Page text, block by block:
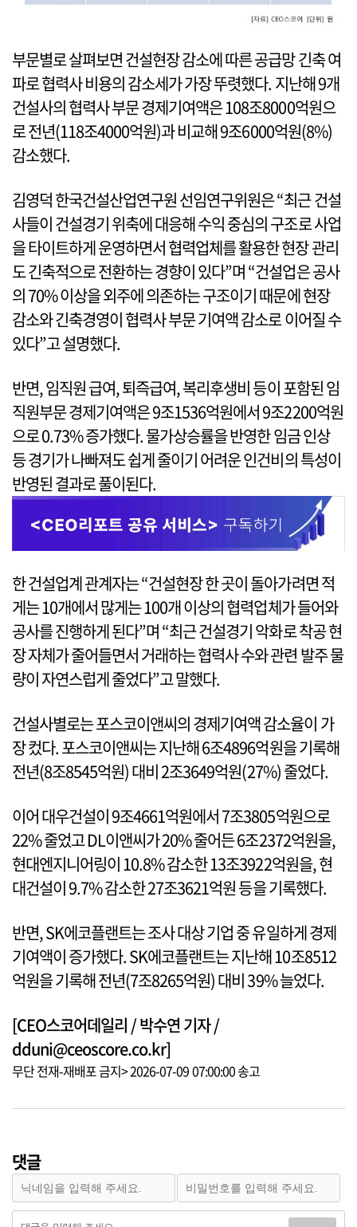
부문별로 살펴보면 건설현장 감소에 따른 공급망 긴축 여
파로 협력사 비용의 감소세가 가장 뚜렷했다. 지난해 9개
건설사의 협력사 부문 경제기여액은 108조8000억원으
로 전년(118조4000억원)과 비교해 9조6000억원(8%)
감소했다.
김영덕 한국건설산업연구원 선임연구위원은 “최근 건설
사들이 건설경기 위축에 대응해 수익 중심의 구조로 사업
을 타이트하게 운영하면서 협력업체를 활용한 현장 관리
도 긴축적으로 전환하는 경향이 있다”며 “건설업은 공사
의 70% 이상을 외주에 의존하는 구조이기 때문에 현장
감소와 긴축경영이 협력사 부문 기여액 감소로 이어질 수
있다”고 설명했다.
반면, 임직원 급여, 퇴즉급여, 복리후생비 등이 포함된 임
직원부문 경제기여액은 9조1536억원에서 9조2200억원
으로 0.73% 증가했다. 물가상승률을 반영한 임금 인상
등 경기가 나빠져도 쉽게 줄이기 어려운 인건비의 특성이
반영된 결과로 풀이된다.
한 건설업계 관계자는 “건설현장 한 곳이 돌아가려면 적
게는 10개에서 많게는 100개 이상의 협력업체가 들어와
공사를 진행하게 된다”며 “최근 건설경기 악화로 착공 현
장 자체가 줄어들면서 거래하는 협력사 수와 관련 발주 물
량이 자연스럽게 줄었다”고 말했다.
건설사별로는 포스코이앤씨의 경제기여액 감소율이 가
장 컸다. 포스코이앤씨는 지난해 6조4896억원을 기록해
전년(8조8545억원) 대비 2조3649억원(27%) 줄었다.
이어 대우건설이 9조4661억원에서 7조3805억원으로
22% 줄었고 DL이앤씨가 20% 줄어든 6조2372억원을,
현대엔지니어링이 10.8% 감소한 13조3922억원을, 현
대건설이 9.7% 감소한 27조3621억원 등을 기록했다.
반면, SK에코플랜트는 조사 대상 기업 중 유일하게 경제
기여액이 증가했다. SK에코플랜트는 지난해 10조8512
억원을 기록해 전년(7조8265억원) 대비 39% 늘었다.
[CEO스코어데일리 / 박수연 기자 /
dduni@ceoscore.co.kr]
무단 전재-재배포 금지> 2026-07-09 07:00:00 송고
댓글